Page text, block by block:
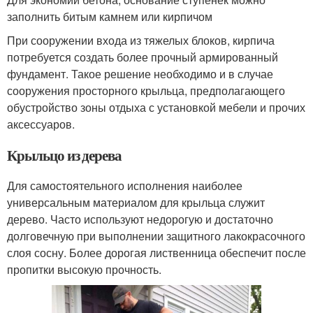
заполнить битым камнем или кирпичом
При сооружении входа из тяжелых блоков, кирпича
потребуется создать более прочный армированный
фундамент. Такое решение необходимо и в случае
сооружения просторного крыльца, предполагающего
обустройство зоны отдыха с установкой мебели и прочих
аксессуаров.
Крыльцо из дерева
Для самостоятельного исполнения наиболее
универсальным материалом для крыльца служит
дерево. Часто используют недорогую и достаточно
долговечную при выполнении защитного лакокрасочного
слоя сосну. Более дорогая лиственница обеспечит после
пропитки высокую прочность.